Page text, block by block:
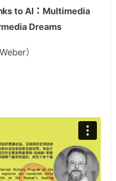
to AI：Multimedia
Dreams
）